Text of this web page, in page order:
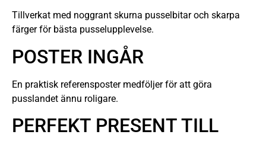
Tillverkat med noggrant skurna pusselbitar och skarpa
färger för bästa pusselupplevelse.
POSTER INGÅR
En praktisk referensposter medföljer för att göra
pusslandet ännu roligare.
PERFEKT PRESENT TILL